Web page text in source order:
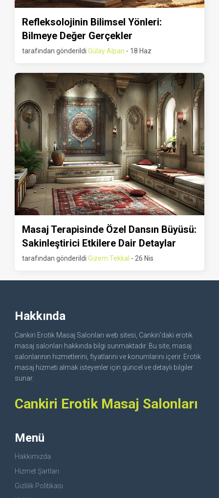
Refleksolojinin Bilimsel Yönleri:
Bilmeye Değer Gerçekler
tarafından gönderildi Gülay Alpan - 18 Haz
Masaj Terapisinde Özel Dansın Büyüsü:
Sakinleştirici Etkilere Dair Detaylar
tarafından gönderildi Gizem Tekkal - 26 Nis
Hakkında
Cankiri Erotik Masaj Salonları web sitesi, Cankiri'daki erotik
masaj salonları hakkında bilgi sunmaktadır. Bu site, masaj
salonlarının hizmetlerini, fiyatlarını ve konumlarını içerir. Erotik
masaj hizmeti almak isteyenler için güncel ve detaylı bilgiler
sunar.
Cankiri Erotik Masaj Salonları
Menü
Hakkımızda
Hizmet Şartları
Gizlilik Politikası